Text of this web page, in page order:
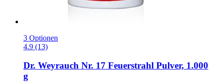
3 Optionen
4.9 (13)
Dr. Weyrauch Nr. 17 Feuerstrahl Pulver, 1.000
g